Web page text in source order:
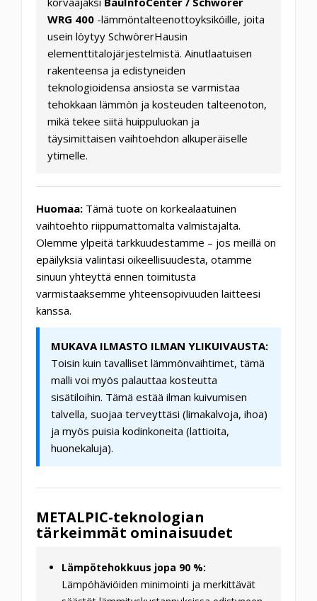
WRG 400 -lämmöntalteenottoyksiköille, joita
usein löytyy SchwörerHausin
elementtitalojärjestelmistä. Ainutlaatuisen
rakenteensa ja edistyneiden
teknologioidensa ansiosta se varmistaa
tehokkaan lämmön ja kosteuden talteenoton,
mikä tekee siitä huippuluokan ja
täysimittaisen vaihtoehdon alkuperäiselle
ytimelle.
Huomaa: Tämä tuote on korkealaatuinen
vaihtoehto riippumattomalta valmistajalta.
Olemme ylpeitä tarkkuudestamme – jos meillä on
epäilyksiä valintasi oikeellisuudesta, otamme
sinuun yhteyttä ennen toimitusta
varmistaaksemme yhteensopivuuden laitteesi
kanssa.
MUKAVA ILMASTO ILMAN YLIKUIVAUSTA:
Toisin kuin tavalliset lämmönvaihtimet, tämä
malli voi myös palauttaa kosteutta
sisätiloihin. Tämä estää ilman kuivumisen
talvella, suojaa terveyttäsi (limakalvoja, ihoa)
ja myös puisia kodinkoneita (lattioita,
huonekaluja).
METALPIC-teknologian
tärkeimmät ominaisuudet
Lämpötehokkuus jopa 90 %:
Lämpöhäviöiden minimointi ja merkittävät